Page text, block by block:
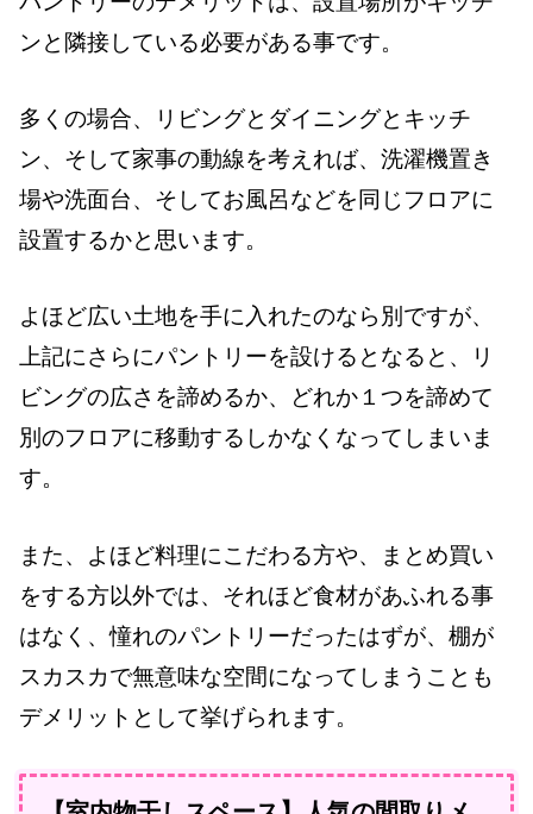
ンと隣接している必要がある事です。
多くの場合、リビングとダイニングとキッチ
ン、そして家事の動線を考えれば、洗濯機置き
場や洗面台、そしてお風呂などを同じフロアに
設置するかと思います。
よほど広い土地を手に入れたのなら別ですが、
上記にさらにパントリーを設けるとなると、リ
ビングの広さを諦めるか、どれか１つを諦めて
別のフロアに移動するしかなくなってしまいま
す。
また、よほど料理にこだわる方や、まとめ買い
をする方以外では、それほど食材があふれる事
はなく、憧れのパントリーだったはずが、棚が
スカスカで無意味な空間になってしまうことも
デメリットとして挙げられます。